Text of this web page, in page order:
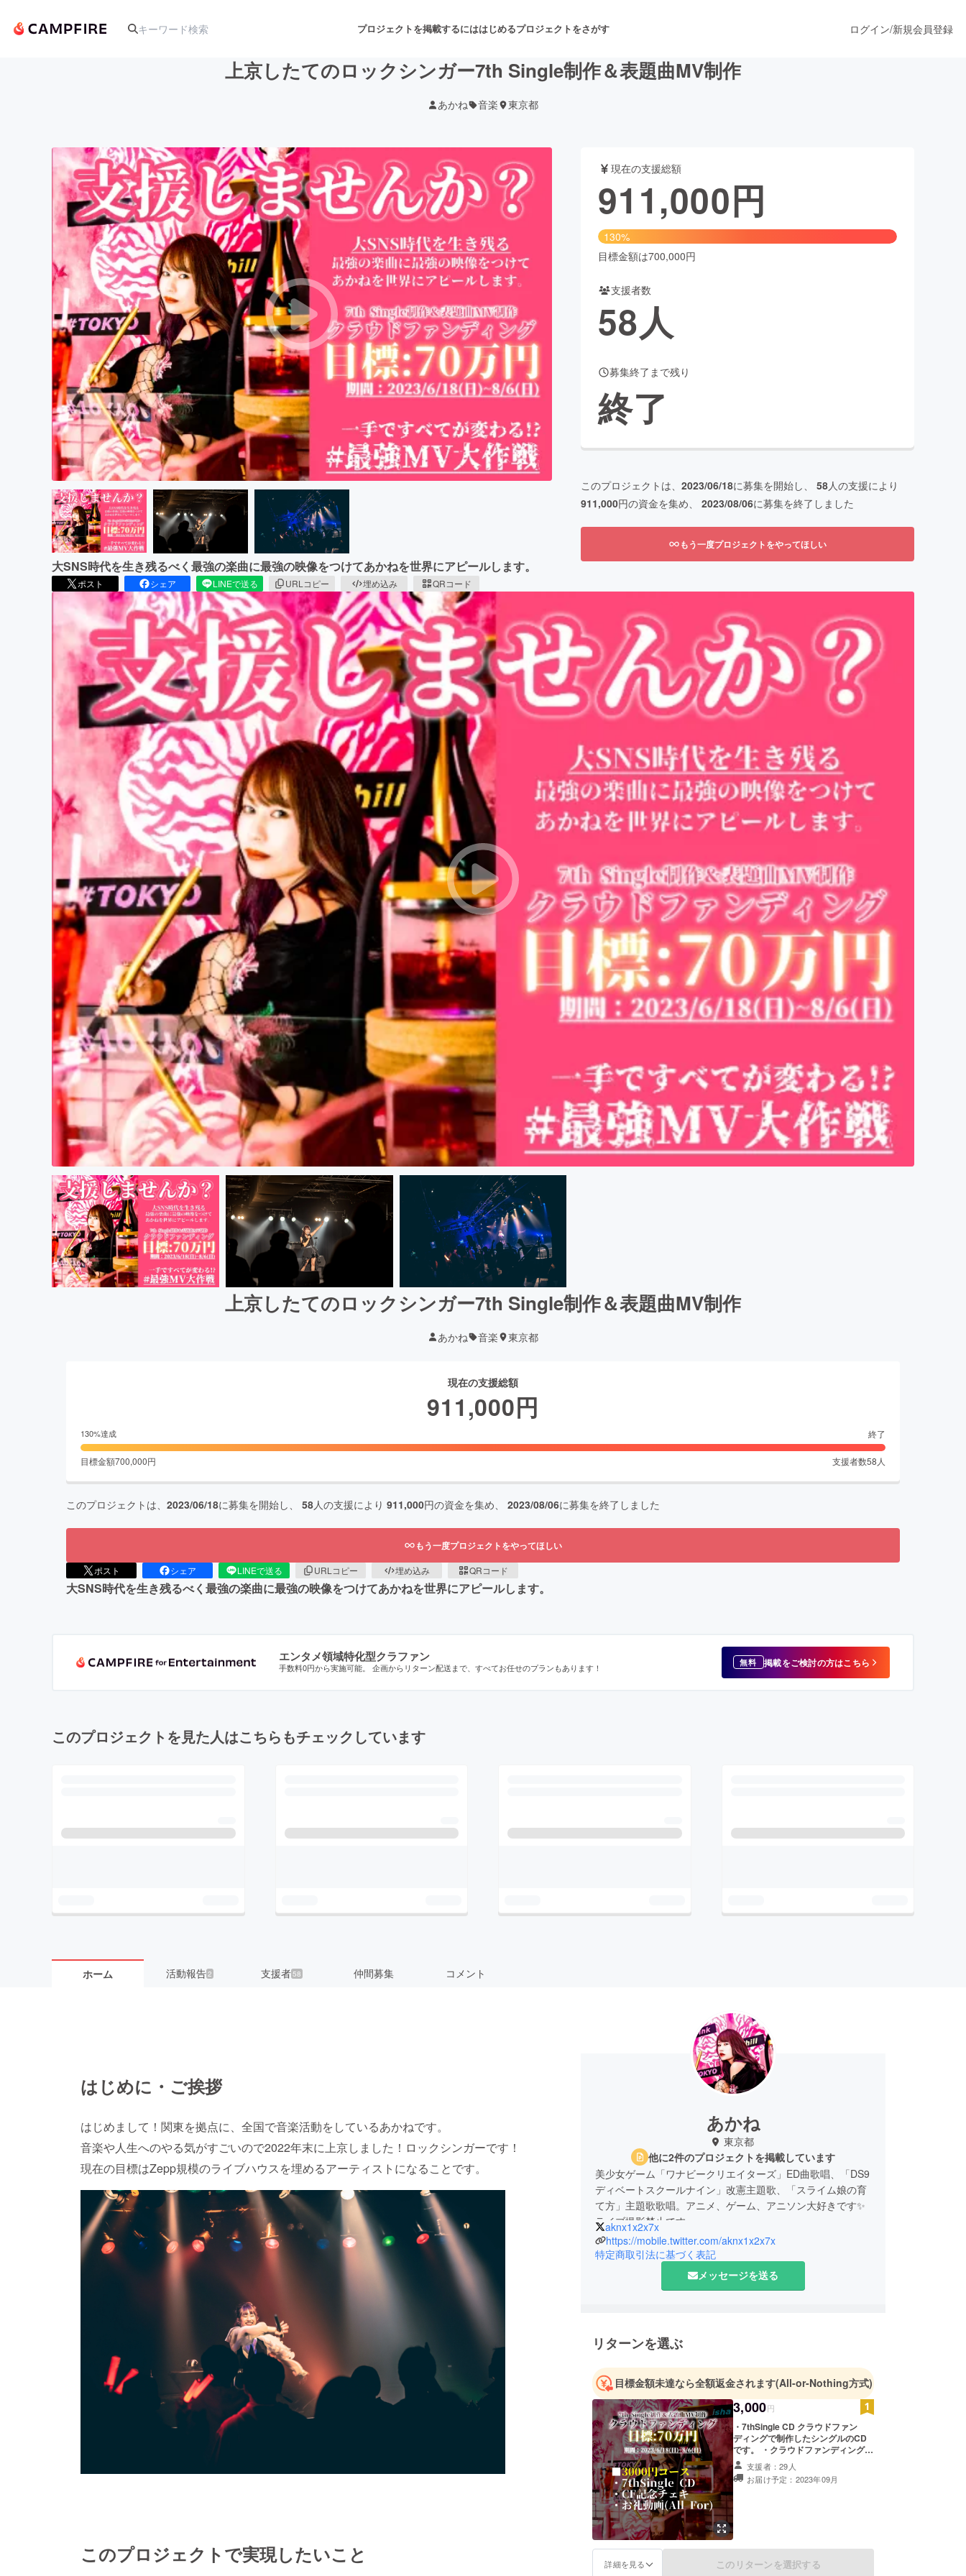
プロジェクトを掲載するにははじめるプロジェクトをさがす
アート・写真 音楽 舞台・パフォーマンス
テクノロジー・ガジェット ゲーム・サービス開発 ファッション
映像・映画 書籍・雑誌出版
ビジネス・起業 ビューティー・ヘルスケア
まちづくり・地域活性化
CAMPFIRE for Social Good CAMPFIRE Creation
CAMPFIREふるさと納税machi-yaコミュニティ
ログイン/新規会員登録
上京したてのロックシンガー7th Single制作＆表題曲MV制作
あかね 音楽 東京都
大SNS時代を生き残るべく最強の楽曲に最強の映像をつけてあかねを世界にアピールします。
ポスト シェア LINEで送る URLコピー 埋め込み QRコード
現在の支援総額
911,000円
130%
目標金額は700,000円
支援者数
58人
募集終了まで残り
終了
このプロジェクトは、 2023/06/18に募集を開始し、 58人の支援により
911,000円の資金を集め、 2023/08/06に募集を終了しました
もう一度プロジェクトをやってほしい
上京したてのロックシンガー7th Single制作＆表題曲MV制作
あかね 音楽 東京都
現在の支援総額
911,000円
130%達成 終了
目標金額700,000円 支援者数58 人
このプロジェクトは、 2023/06/18に募集を開始し、 58人の支援により 911,000円の資金を集め、 2023/08/06に募集を終了しました
もう一度プロジェクトをやってほしい
ポスト シェア LINEで送る URLコピー 埋め込み QRコード
大SNS時代を生き残るべく最強の楽曲に最強の映像をつけてあかねを世界にアピールします。
エンタメ領域特化型クラファン
手数料0円から実施可能。 企画からリターン配送まで、すべてお任せのプランもあります！ 無料 掲載をご検討の方はこちら
このプロジェクトを見た人はこちらもチェックしています
ホーム 活動報告 2 支援者58 仲間募集 コメント
はじめに・ご挨拶
はじめまして！関東を拠点に、全国で音楽活動をしているあかねです。
音楽や人生へのやる気がすごいので2022年末に上京しました！ロックシンガーです！
現在の目標はZepp規模のライブハウスを埋めるアーティストになることです。
このプロジェクトで実現したいこと
あかね
東京都
他に2件のプロジェクトを掲載しています
美少女ゲーム「ワナビークリエイターズ」ED曲歌唱、「DS9
ディベートスクールナイン」改憲主題歌、「スライム娘の育
て方」主題歌歌唱。アニメ、ゲーム、アニソン大好きです✨
ライブ撮影禁止です。
aknx1x2x7x
https://mobile.twitter.com/aknx1x2x7x
特定商取引法に基づく表記
メッセージを送る
リターンを選ぶ
目標金額未達なら全額返金されます(All-or-Nothing方式)
3,000円
・7thSingle CD クラウドファン
ディングで制作したシングルのCD
です。 ・クラウドファンディング成
功記念チェキ サイン入りのチェキで
す。 ・お礼動画(All For) 30～60秒
ほどのお礼動画です。みなさん同じ
支援者：29人
お届け予定：2023年09月
詳細を見る このリターンを選択する